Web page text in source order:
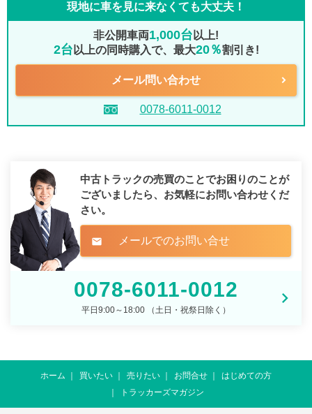
現地に車を見に来なくても大丈夫！
非公開車両1,000台 以上!
2台 以上の同時購入で、最大20％割引き!
メール問い合わせ
0078-6011-0012
中古トラックの売買のことでお困りのことが
ございましたら、 お気軽にお問い合わせくだ
さい。
mail メールでのお問い合せ
0078-6011-0012
平日9:00～18:00 （土日・祝祭日除く）
ホーム 買いたい 売りたい お問合せ
はじめての方
トラッカーズマガジン